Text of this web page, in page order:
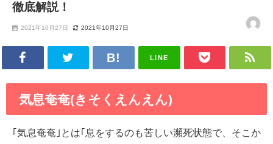
徹底解説！
2021年10月27日 2021年10月27日
LINE
気息奄奄(きそくえんえん)
｢気息奄奄｣とは｢息をするのも苦しい瀕死状態で、そこか